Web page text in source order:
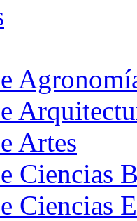
Artes
Ciencias
Ciencias